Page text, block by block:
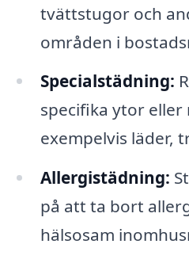
tvättstugor och
områden i
Specialstädning:
specifika ytor eller
exempelvis läder,
Allergistädning:
på att ta bort
hälsosam